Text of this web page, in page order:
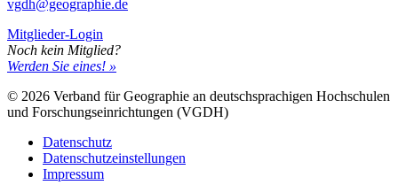
vgdh@geographie.de
Mitglieder-Login
Noch kein Mitglied?
Werden Sie eines! »
© 2026 Verband für Geographie an deutschsprachigen Hochschulen
und Forschungseinrichtungen (VGDH)
Datenschutz
Datenschutzeinstellungen
Impressum